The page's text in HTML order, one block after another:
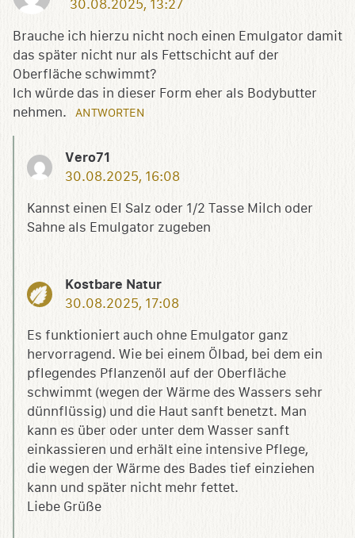
30.08.2025, 13:27
Brauche ich hierzu nicht noch einen Emulgator damit
das später nicht nur als Fettschicht auf der
Oberfläche schwimmt?
Ich würde das in dieser Form eher als Bodybutter
nehmen.
ANTWORTEN
Vero71
30.08.2025, 16:08
Kannst einen El Salz oder 1/2 Tasse Milch oder
Sahne als Emulgator zugeben
Kostbare Natur
30.08.2025, 17:08
Es funktioniert auch ohne Emulgator ganz
hervorragend. Wie bei einem Ölbad, bei dem ein
pflegendes Pflanzenöl auf der Oberfläche
schwimmt (wegen der Wärme des Wassers sehr
dünnflüssig) und die Haut sanft benetzt. Man
kann es über oder unter dem Wasser sanft
einkassieren und erhält eine intensive Pflege,
die wegen der Wärme des Bades tief einziehen
kann und später nicht mehr fettet.
Liebe Grüße